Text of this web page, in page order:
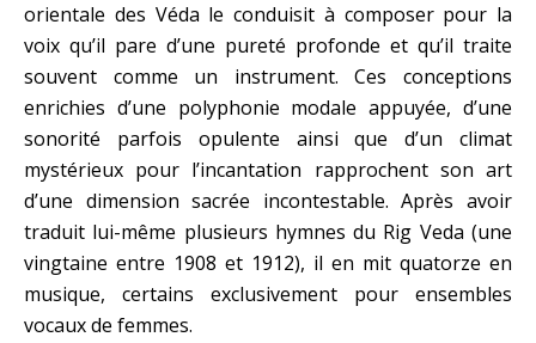
orientale des Véda le conduisit à composer pour la
voix qu’il pare d’une pureté profonde et qu’il traite
souvent comme un instrument. Ces conceptions
enrichies d’une polyphonie modale appuyée, d’une
sonorité parfois opulente ainsi que d’un climat
mystérieux pour l’incantation rapprochent son art
d’une dimension sacrée incontestable. Après avoir
traduit lui-même plusieurs hymnes du Rig Veda (une
vingtaine entre 1908 et 1912), il en mit quatorze en
musique, certains exclusivement pour ensembles
vocaux de femmes.